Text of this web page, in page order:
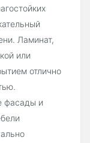
Ламинат,
или
отлично
фасады и